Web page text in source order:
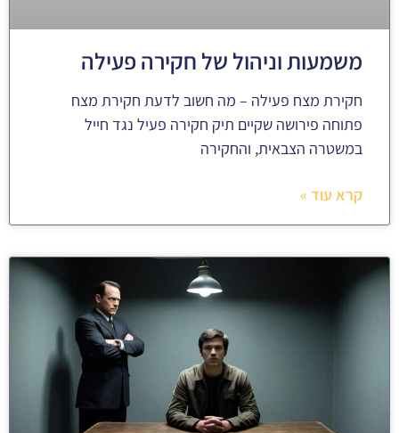
משמעות וניהול של חקירה פעילה
חקירת מצח פעילה – מה חשוב לדעת חקירת מצח
פתוחה פירושה שקיים תיק חקירה פעיל נגד חייל
במשטרה הצבאית, והחקירה
קרא עוד »